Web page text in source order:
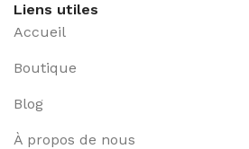
Liens utiles
Accueil
Boutique
Blog
À propos de nous